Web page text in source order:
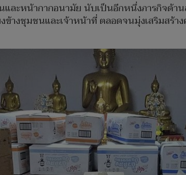
ละหน้ากากอนามัย นับเป็นอีกหนึ่งภารกิจด้า
างชุมชนและเจ้าหน้าที่ ตลอดจนมุ่งเสริมสร้า